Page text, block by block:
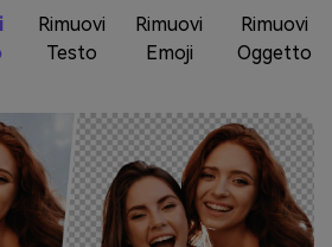
Rimuovi
Testo
Rimuovi
Emoji
Rimuovi
Oggetto